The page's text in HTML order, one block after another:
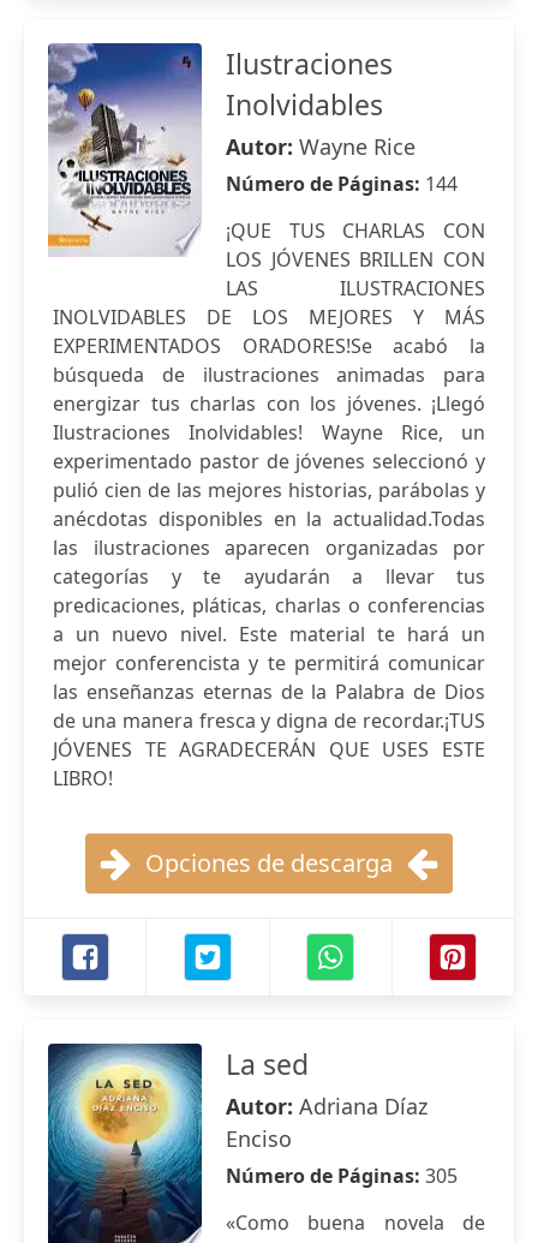
Ilustraciones
Inolvidables
Autor: Wayne Rice
Número de Páginas: 144
¡QUE TUS CHARLAS CON
LOS JÓVENES BRILLEN CON
LAS ILUSTRACIONES
INOLVIDABLES DE LOS MEJORES Y MÁS
EXPERIMENTADOS ORADORES!Se acabó la
búsqueda de ilustraciones animadas para
energizar tus charlas con los jóvenes. ¡Llegó
Ilustraciones Inolvidables! Wayne Rice, un
experimentado pastor de jóvenes seleccionó y
pulió cien de las mejores historias, parábolas y
anécdotas disponibles en la actualidad.Todas
las ilustraciones aparecen organizadas por
categorías y te ayudarán a llevar tus
predicaciones, pláticas, charlas o conferencias
a un nuevo nivel. Este material te hará un
mejor conferencista y te permitirá comunicar
las enseñanzas eternas de la Palabra de Dios
de una manera fresca y digna de recordar.¡TUS
JÓVENES TE AGRADECERÁN QUE USES ESTE
LIBRO!
Opciones de descarga
La sed
Autor: Adriana Díaz
Enciso
Número de Páginas: 305
«Como buena novela de